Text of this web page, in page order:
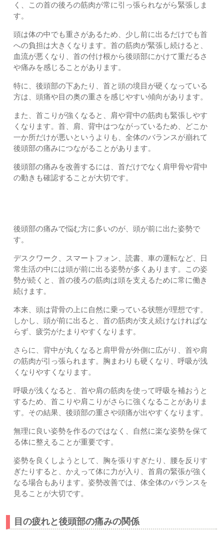
く、この首の後ろの筋肉が常に引っ張られながら緊張しま
す。
頭は体の中でも重さがあるため、少し前に出るだけでも首
への負担は大きくなります。首の筋肉が緊張し続けると、
血流が悪くなり、首の付け根から後頭部にかけて重だるさ
や痛みを感じることがあります。
特に、後頭部の下あたり、首と頭の境目が硬くなっている
方は、頭痛や目の奥の重さを感じやすい傾向があります。
また、首こりが強くなると、肩や背中の筋肉も緊張しやす
くなります。首、肩、背中はつながっているため、どこか
一か所だけが悪いというよりも、全体のバランスが崩れて
後頭部の痛みにつながることがあります。
後頭部の痛みを改善するには、首だけでなく肩甲骨や背中
の動きも確認することが大切です。
後頭部の痛みで悩む方に多いのが、頭が前に出た姿勢で
す。
デスクワーク、スマートフォン、読書、車の運転など、日
常生活の中には頭が前に出る姿勢が多くあります。この姿
勢が続くと、首の後ろの筋肉は頭を支えるために常に働き
続けます。
本来、頭は背骨の上に自然に乗っている状態が理想です。
しかし、頭が前に出ると、首の筋肉が支え続けなければな
らず、疲労がたまりやすくなります。
さらに、背中が丸くなると肩甲骨が外側に広がり、首や肩
の筋肉が引っ張られます。胸まわりも硬くなり、呼吸が浅
くなりやすくなります。
呼吸が浅くなると、首や肩の筋肉を使って呼吸を補おうと
するため、首こりや肩こりがさらに強くなることがありま
す。その結果、後頭部の重さや頭痛が出やすくなります。
無理に良い姿勢を作るのではなく、自然に楽な姿勢を保て
る体に整えることが重要です。
姿勢を良くしようとして、胸を張りすぎたり、腰を反りす
ぎたりすると、かえって体に力が入り、首肩の緊張が強く
なる場合もあります。姿勢改善では、体全体のバランスを
見ることが大切です。
目の疲れと後頭部の痛みの関係